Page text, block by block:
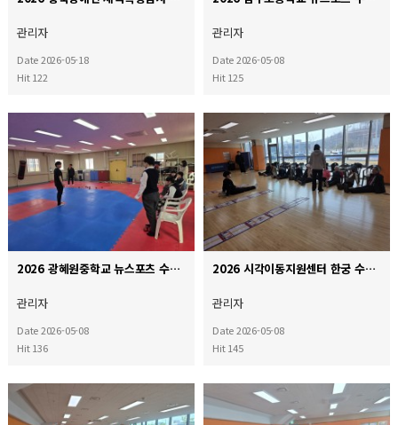
관리자
Date 2026-05-18
Hit 122
관리자
Date 2026-05-08
Hit 125
2026 광혜원중학교 뉴스포츠 수업♥
관리자
Date 2026-05-08
Hit 136
2026 시각이동지원센터 한궁 수업★
관리자
Date 2026-05-08
Hit 145